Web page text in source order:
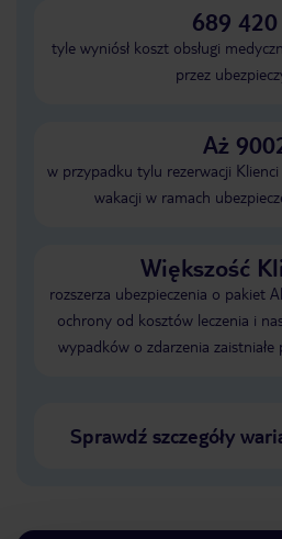
689 420
tyle wyniósł koszt obsługi
przez
Aż
w przypadku tylu rezerwacji
wakacji w ramach
Większość
rozszerza ubezpieczenia o pakiet
ochrony od kosztów leczenia i
wypadków o zdarzenia
Sprawdź szczegóły